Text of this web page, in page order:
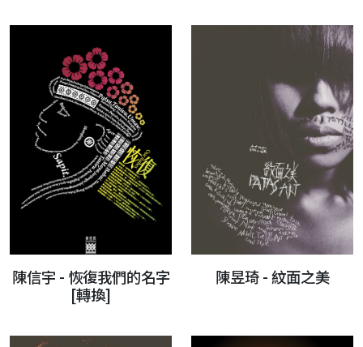
陳信宇 - 恢復我們的名字
[轉換]
陳昱琦 - 紋面之美